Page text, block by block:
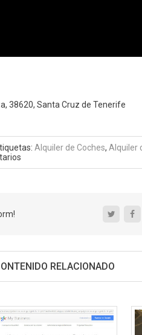
38620, Santa Cruz de Tenerife
Alquiler de Coches, Alquiler
RELACIONADO